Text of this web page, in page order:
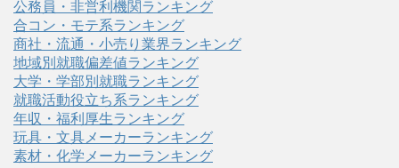
公務員・非営利機関ランキング
合コン・モテ系ランキング
商社・流通・小売り業界ランキング
地域別就職偏差値ランキング
大学・学部別就職ランキング
就職活動役立ち系ランキング
年収・福利厚生ランキング
玩具・文具メーカーランキング
素材・化学メーカーランキング